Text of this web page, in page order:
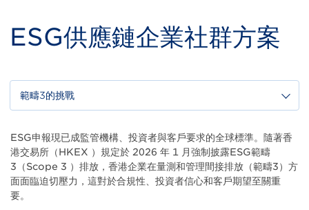
ESG供應鏈企業社群方案
範疇3的挑戰
Body
ESG申報現已成監管機構、投資者與客戶要求的全球標準。隨著香
港交易所（HKEX ）規定於 2026 年 1 月強制披露ESG範疇
3（Scope 3 ）排放，香港企業在量測和管理間接排放（範疇3）方
面面臨迫切壓力，這對於合規性、投資者信心和客戶期望至關重
要。